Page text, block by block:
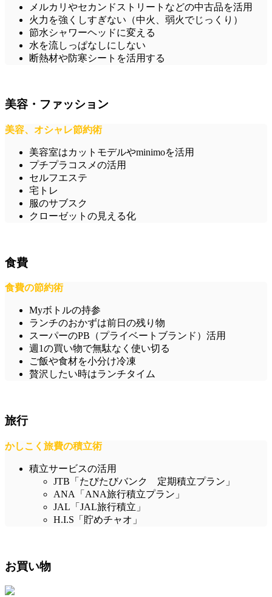
メルカリやセカンドストリートなどの中古品を活用
火力を強くしすぎない（中火、弱火でじっくり）
節水シャワーヘッドに変える
水を流しっぱなしにしない
断熱材や防寒シートを活用する
美容・ファッション
美容、オシャレ節約術
美容室はカットモデルやminimoを活用
プチプラコスメの活用
セルフエステ
宅トレ
服のサブスク
クローゼットの見える化
食費
食費の節約術
Myボトルの持参
ランチのおかずは前日の残り物
スーパーのPB（プライベートブランド）活用
週1の買い物で無駄なく使い切る
ご飯や食材を小分け冷凍
贅沢したい時はランチタイム
旅行
かしこく旅費の積立術
積立サービスの活用
JTB「たびたびバンク 定期積立プラン」
ANA「ANA旅行積立プラン」
JAL「JAL旅行積立」
H.I.S「貯めチャオ」
お買い物